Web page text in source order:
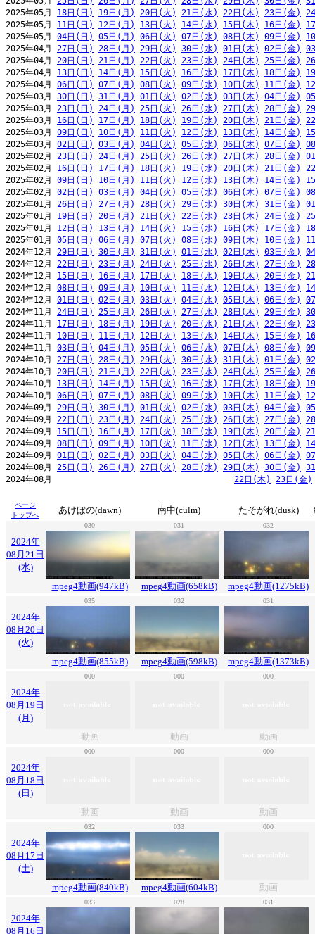
2025年05月 18日(日) 19日(月) 20日(火) 21日(水) 22日(木) 23日(金)
2025年05月 11日(日) 12日(月) 13日(火) 14日(水) 15日(木) 16日(金)
2025年05月 04日(日) 05日(月) 06日(火) 07日(水) 08日(木) 09日(金)
2025年04月 27日(日) 28日(月) 29日(火) 30日(水) 01日(木) 02日(金)
2025年04月 20日(日) 21日(月) 22日(火) 23日(水) 24日(木) 25日(金)
2025年04月 13日(日) 14日(月) 15日(火) 16日(水) 17日(木) 18日(金)
2025年04月 06日(日) 07日(月) 08日(火) 09日(水) 10日(木) 11日(金)
2025年03月 30日(日) 31日(月) 01日(火) 02日(水) 03日(木) 04日(金)
2025年03月 23日(日) 24日(月) 25日(火) 26日(水) 27日(木) 28日(金)
2025年03月 16日(日) 17日(月) 18日(火) 19日(水) 20日(木) 21日(金)
2025年03月 09日(日) 10日(月) 11日(火) 12日(水) 13日(木) 14日(金)
2025年03月 02日(日) 03日(月) 04日(火) 05日(水) 06日(木) 07日(金)
2025年02月 23日(日) 24日(月) 25日(火) 26日(水) 27日(木) 28日(金)
2025年02月 16日(日) 17日(月) 18日(火) 19日(水) 20日(木) 21日(金)
2025年02月 09日(日) 10日(月) 11日(火) 12日(水) 13日(木) 14日(金)
2025年02月 02日(日) 03日(月) 04日(火) 05日(水) 06日(木) 07日(金)
2025年01月 26日(日) 27日(月) 28日(火) 29日(水) 30日(木) 31日(金)
2025年01月 19日(日) 20日(月) 21日(火) 22日(水) 23日(木) 24日(金)
2025年01月 12日(日) 13日(月) 14日(火) 15日(水) 16日(木) 17日(金)
2025年01月 05日(日) 06日(月) 07日(火) 08日(水) 09日(木) 10日(金)
2024年12月 29日(日) 30日(月) 31日(火) 01日(水) 02日(木) 03日(金)
2024年12月 22日(日) 23日(月) 24日(火) 25日(水) 26日(木) 27日(金)
2024年12月 15日(日) 16日(月) 17日(火) 18日(水) 19日(木) 20日(金)
2024年12月 08日(日) 09日(月) 10日(火) 11日(水) 12日(木) 13日(金)
2024年12月 01日(日) 02日(月) 03日(火) 04日(水) 05日(木) 06日(金)
2024年11月 24日(日) 25日(月) 26日(火) 27日(水) 28日(木) 29日(金)
2024年11月 17日(日) 18日(月) 19日(火) 20日(水) 21日(木) 22日(金)
2024年11月 10日(日) 11日(月) 12日(火) 13日(水) 14日(木) 15日(金)
2024年11月 03日(日) 04日(月) 05日(火) 06日(水) 07日(木) 08日(金)
2024年10月 27日(日) 28日(月) 29日(火) 30日(水) 31日(木) 01日(金)
2024年10月 20日(日) 21日(月) 22日(火) 23日(水) 24日(木) 25日(金)
2024年10月 13日(日) 14日(月) 15日(火) 16日(水) 17日(木) 18日(金)
2024年10月 06日(日) 07日(月) 08日(火) 09日(水) 10日(木) 11日(金)
2024年09月 29日(日) 30日(月) 01日(火) 02日(水) 03日(木) 04日(金)
2024年09月 22日(日) 23日(月) 24日(火) 25日(水) 26日(木) 27日(金)
2024年09月 15日(日) 16日(月) 17日(火) 18日(水) 19日(木) 20日(金)
2024年09月 08日(日) 09日(月) 10日(火) 11日(水) 12日(木) 13日(金)
2024年09月 01日(日) 02日(月) 03日(火) 04日(水) 05日(木) 06日(金)
2024年08月 25日(日) 26日(月) 27日(火) 28日(水) 29日(木) 30日(金)
2024年08月 22日(木) 23日(金)
ページ
トップへ
あけぼの(dawn) 南中(culm) たそがれ(dusk)
030 031 032
2024年
08月21日
(水)
mpeg4動画(947kB)
mpeg4動画(658kB) mpeg4動画(1275kB)
035 032 031
2024年
08月20日
(火)
mpeg4動画(855kB)
mpeg4動画(598kB) mpeg4動画(1373kB)
000 000 000
2024年
08月19日
(月)
動画
動画 動画
000 000 000
2024年
08月18日
(日)
動画
動画 動画
032 033 000
2024年
08月17日
(土)
mpeg4動画(840kB)
mpeg4動画(604kB) 動画
033 028 031
2024年
08月16日